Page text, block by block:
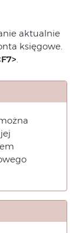
aktualnie
księgowe.
.